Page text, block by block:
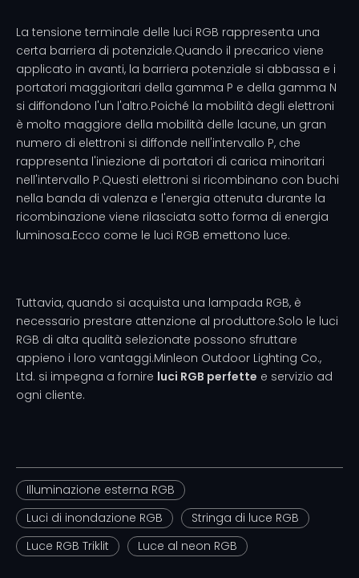
La tensione terminale delle luci RGB rappresenta una
certa barriera di potenziale.Quando il precarico viene
applicato in avanti, la barriera potenziale si abbassa e i
portatori maggioritari della gamma P e della gamma N
si diffondono l'un l'altro.Poiché la mobilità degli elettroni
è molto maggiore della mobilità delle lacune, un gran
numero di elettroni si diffonde nell'intervallo P, che
rappresenta l'iniezione di portatori di carica minoritari
nell'intervallo P.Questi elettroni si ricombinano con buchi
nella banda di valenza e l'energia ottenuta durante la
ricombinazione viene rilasciata sotto forma di energia
luminosa.Ecco come le luci RGB emettono luce.
Tuttavia, quando si acquista una lampada RGB, è
necessario prestare attenzione al produttore.Solo le luci
RGB di alta qualità selezionate possono sfruttare
appieno i loro vantaggi.Minleon Outdoor Lighting Co.,
Ltd. si impegna a fornire luci RGB perfette e servizio ad
ogni cliente.
Illuminazione esterna RGB
Luci di inondazione RGB
Stringa di luce RGB
Luce RGB Triklit
Luce al neon RGB